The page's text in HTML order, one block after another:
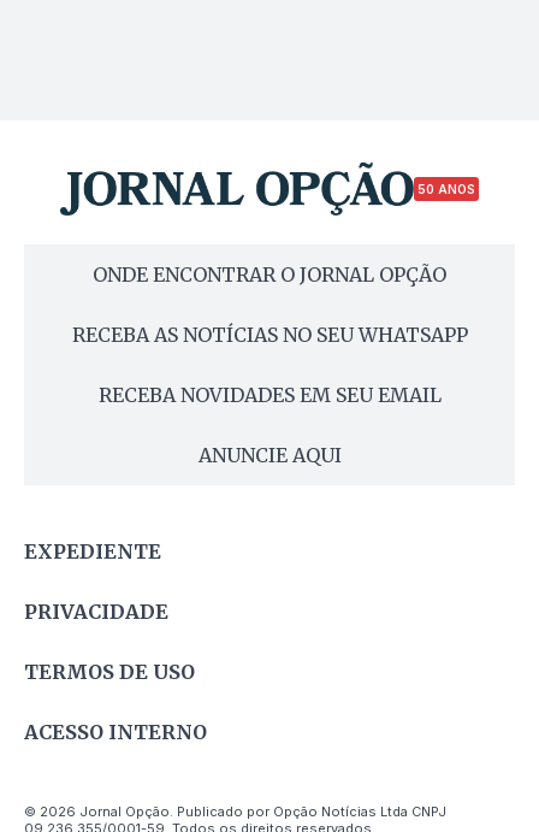
50 ANOS
ONDE ENCONTRAR O JORNAL OPÇÃO
RECEBA AS NOTÍCIAS NO SEU WHATSAPP
RECEBA NOVIDADES EM SEU EMAIL
ANUNCIE AQUI
EXPEDIENTE
PRIVACIDADE
TERMOS DE USO
ACESSO INTERNO
© 2026 Jornal Opção. Publicado por Opção Notícias Ltda CNPJ
09.236.355/0001-59. Todos os direitos reservados.